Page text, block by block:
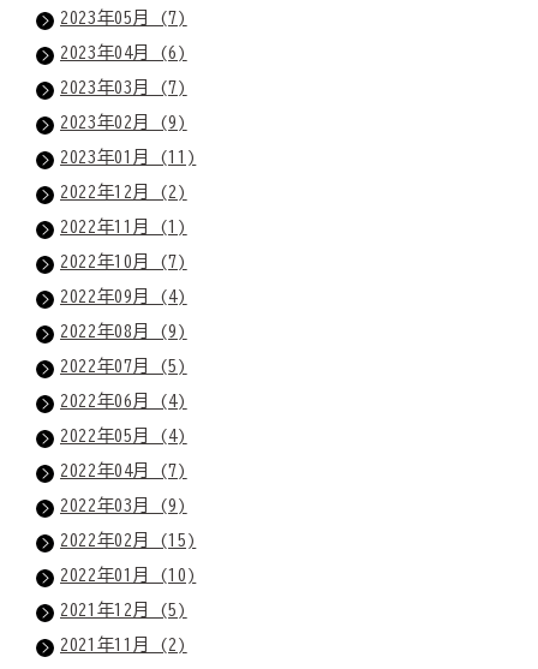
2023年05月 (7)
2023年04月 (6)
2023年03月 (7)
2023年02月 (9)
2023年01月 (11)
2022年12月 (2)
2022年11月 (1)
2022年10月 (7)
2022年09月 (4)
2022年08月 (9)
2022年07月 (5)
2022年06月 (4)
2022年05月 (4)
2022年04月 (7)
2022年03月 (9)
2022年02月 (15)
2022年01月 (10)
2021年12月 (5)
2021年11月 (2)